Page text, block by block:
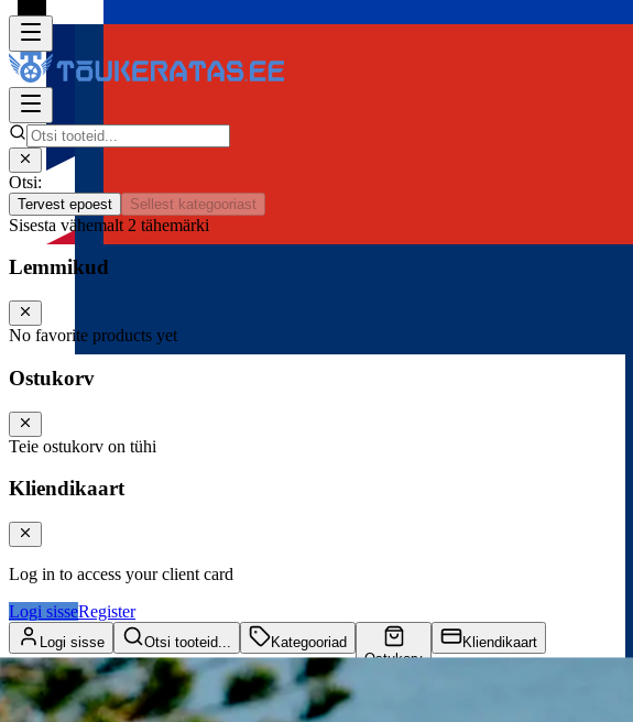
Otsi:
Tervest epoest Sellest kategooriast
Sisesta vähemalt 2 tähemärki
Lemmikud
No favorite products yet
Ostukorv
Teie ostukorv on tühi
Kliendikaart
Log in to access your client card
Logi sisseRegister
Logi sisse Otsi tooteid...
Kategooriad
Ostukorv
Kliendikaart